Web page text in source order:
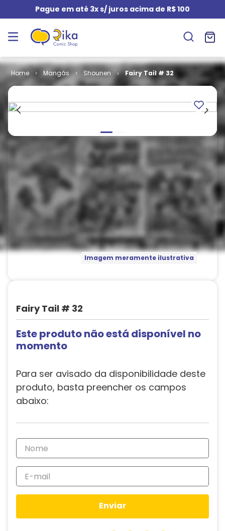
Pague em até 3x s/ juros acima de R$ 100
Mangás Shounen Fairy Tail # 32
Imagem meramente ilustrativa
Fairy Tail # 32
Este produto não está disponível no
momento
Para ser avisado da disponibilidade deste
produto, basta preencher os campos
abaixo:
Enviar